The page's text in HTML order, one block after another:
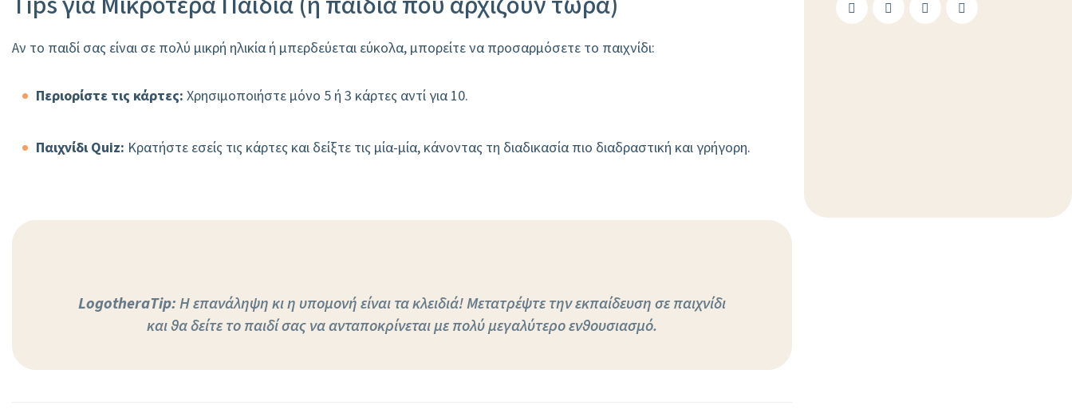
Αν το παιδί σας είναι σε πολύ μικρή ηλικία ή μπερδεύεται εύκολα, μπορείτε να προσαρμόσετε το παιχνίδι:
Περιορίστε τις κάρτες: Χρησιμοποιήστε μόνο 5 ή 3 κάρτες αντί για 10.
Παιχνίδι Quiz: Κρατήστε εσείς τις κάρτες και δείξτε τις μία-μία, κάνοντας τη διαδικασία πιο διαδραστική και γρήγορη.
LogotheraΤip:Η επανάληψη κι η υπομονή είναι τα κλειδιά! Μετατρέψτε την εκπαίδευση σε παιχνίδι
και θα δείτε το παιδί σας να ανταποκρίνεται με πολύ μεγαλύτερο ενθουσιασμό.